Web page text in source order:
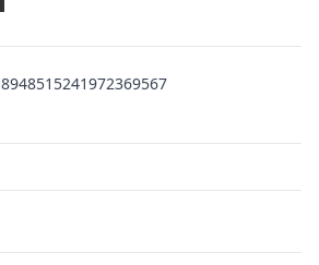
8948515241972369567